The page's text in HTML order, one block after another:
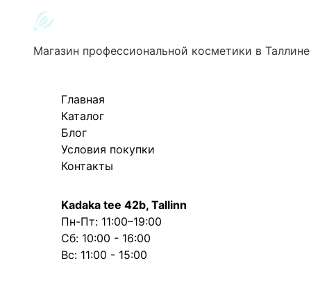
Магазин профессиональной косметики в Таллине
Главная
Каталог
Блог
Условия покупки
Контакты
Kadaka tee 42b, Tallinn
Пн-Пт: 11:00–19:00
Сб: 10:00 - 16:00
Вс: 11:00 - 15:00